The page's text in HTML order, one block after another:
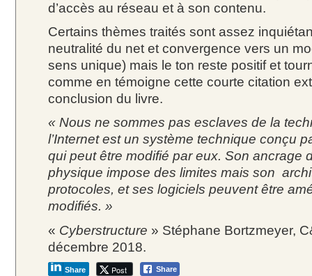
d’accès au réseau et à son contenu.
Certains thèmes traités sont assez
neutralité du net et convergence vers un
sens unique) mais le ton reste positif et
comme en témoigne cette courte citation
conclusion du livre.
« Nous ne sommes pas esclaves de la
l’Internet est un système technique conçu
qui peut être modifié par eux. Son ancrage
physique impose des limites mais son
protocoles, et ses logiciels peuvent être
modifiés. »
« Cyberstructure » Stéphane Bortzmeyer,
décembre 2018.
Share Post Share